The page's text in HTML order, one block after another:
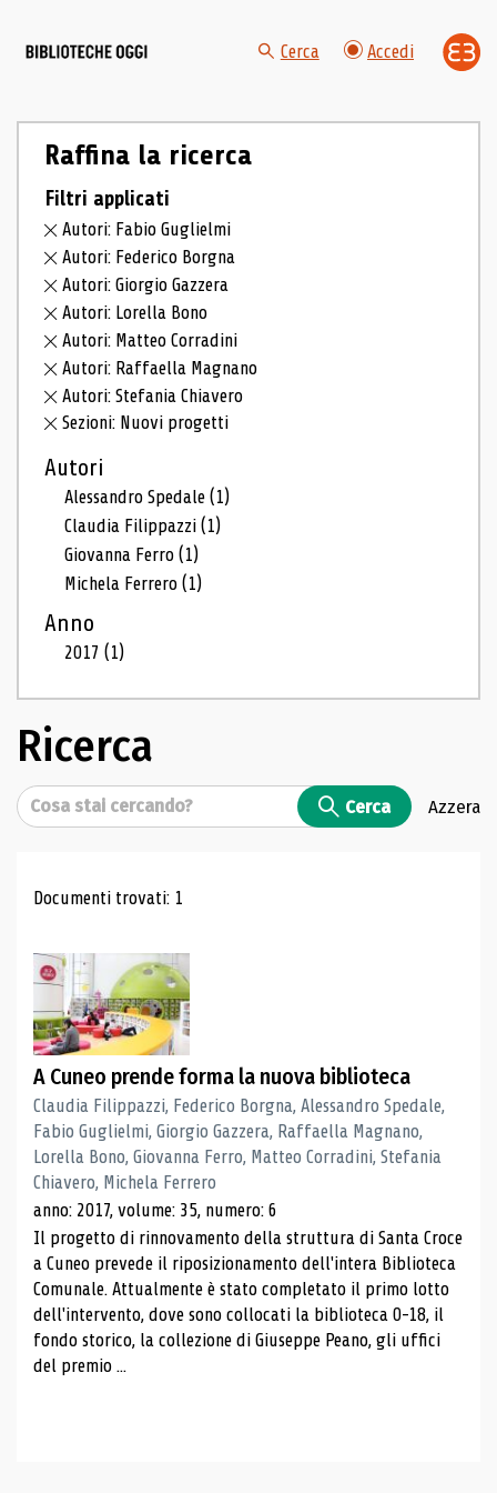
Cerca Accedi
Raffina la ricerca
Filtri applicati
Autori: Fabio Guglielmi
Autori: Federico Borgna
Autori: Giorgio Gazzera
Autori: Lorella Bono
Autori: Matteo Corradini
Autori: Raffaella Magnano
Autori: Stefania Chiavero
Sezioni: Nuovi progetti
Autori
Alessandro Spedale(1)
Claudia Filippazzi(1)
Giovanna Ferro(1)
Michela Ferrero(1)
Anno
2017(1)
Ricerca
Cerca Cerca Azzera
Risultati di ricerca
Documenti trovati: 1
A Cuneo prende forma la nuova biblioteca
Claudia Filippazzi, Federico Borgna, Alessandro Spedale,
Fabio Guglielmi, Giorgio Gazzera, Raffaella Magnano,
Lorella Bono, Giovanna Ferro, Matteo Corradini, Stefania
Chiavero, Michela Ferrero
anno: 2017, volume: 35, numero: 6
Il progetto di rinnovamento della struttura di Santa Croce
a Cuneo prevede il riposizionamento dell'intera Biblioteca
Comunale. Attualmente è stato completato il primo lotto
dell'intervento, dove sono collocati la biblioteca 0-18, il
fondo storico, la collezione di Giuseppe Peano, gli uffici
del premio ...